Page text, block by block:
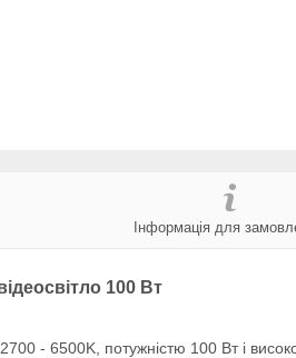
Інформація для
100 Вт
- 6500K, потужністю 100 Вт і